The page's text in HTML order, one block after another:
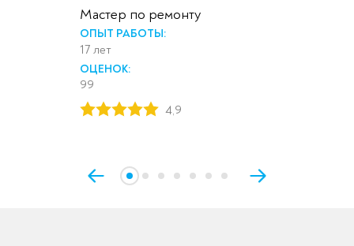
Мастер по ремонту
ОПЫТ РАБОТЫ:
17 лет
ОЦЕНОК:
99
4,9